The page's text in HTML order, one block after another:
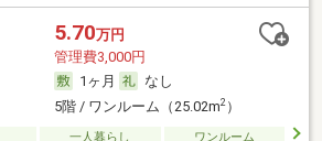
5.70万円
管理費3,000円
1ヶ月
なし
5階 / ワンルーム（25.02m2）
一人暮らし
ワンルーム